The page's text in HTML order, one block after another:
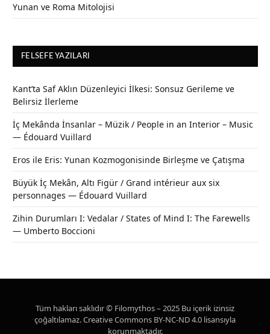
Yunan ve Roma Mitolojisi
FELSEFE YAZILARI
Kant’ta Saf Aklın Düzenleyici İlkesi: Sonsuz Gerileme ve
Belirsiz İlerleme
İç Mekânda İnsanlar – Müzik / People in an Interior – Music
— Édouard Vuillard
Eros ile Eris: Yunan Kozmogonisinde Birleşme ve Çatışma
Büyük İç Mekân, Altı Figür / Grand intérieur aux six
personnages — Édouard Vuillard
Zihin Durumları I: Vedalar / States of Mind I: The Farewells
— Umberto Boccioni
Tüm hakları saklıdır © Filomythos – 2025 Bu içerik izinsiz
çoğaltılamaz. Creative Commons BY-NC-ND 4.0 lisansıyla
korunmaktadır.